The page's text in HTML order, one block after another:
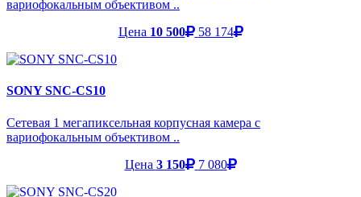
вариофокальным объективом ..
Цена 10 500 58 174
SONY SNC-CS10
Сетевая 1 мегапиксельная корпусная камера с
вариофокальным объективом ..
Цена 3 150 7 080